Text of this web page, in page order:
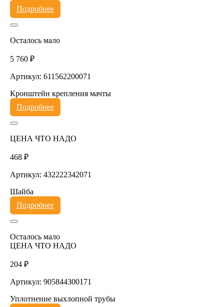
Подробнее
Осталось мало
5 760 ₽
Артикул: 611562200071
Кронштейн крепления мачты
Подробнее
ЦЕНА ЧТО НАДО
468 ₽
Артикул: 432222342071
Шайба
Подробнее
Осталось мало
ЦЕНА ЧТО НАДО
204 ₽
Артикул: 905844300171
Уплотнение выхлопной трубы